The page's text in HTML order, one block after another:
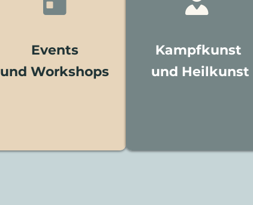
Events
und Workshops
Kampfkunst
und Heilkunst